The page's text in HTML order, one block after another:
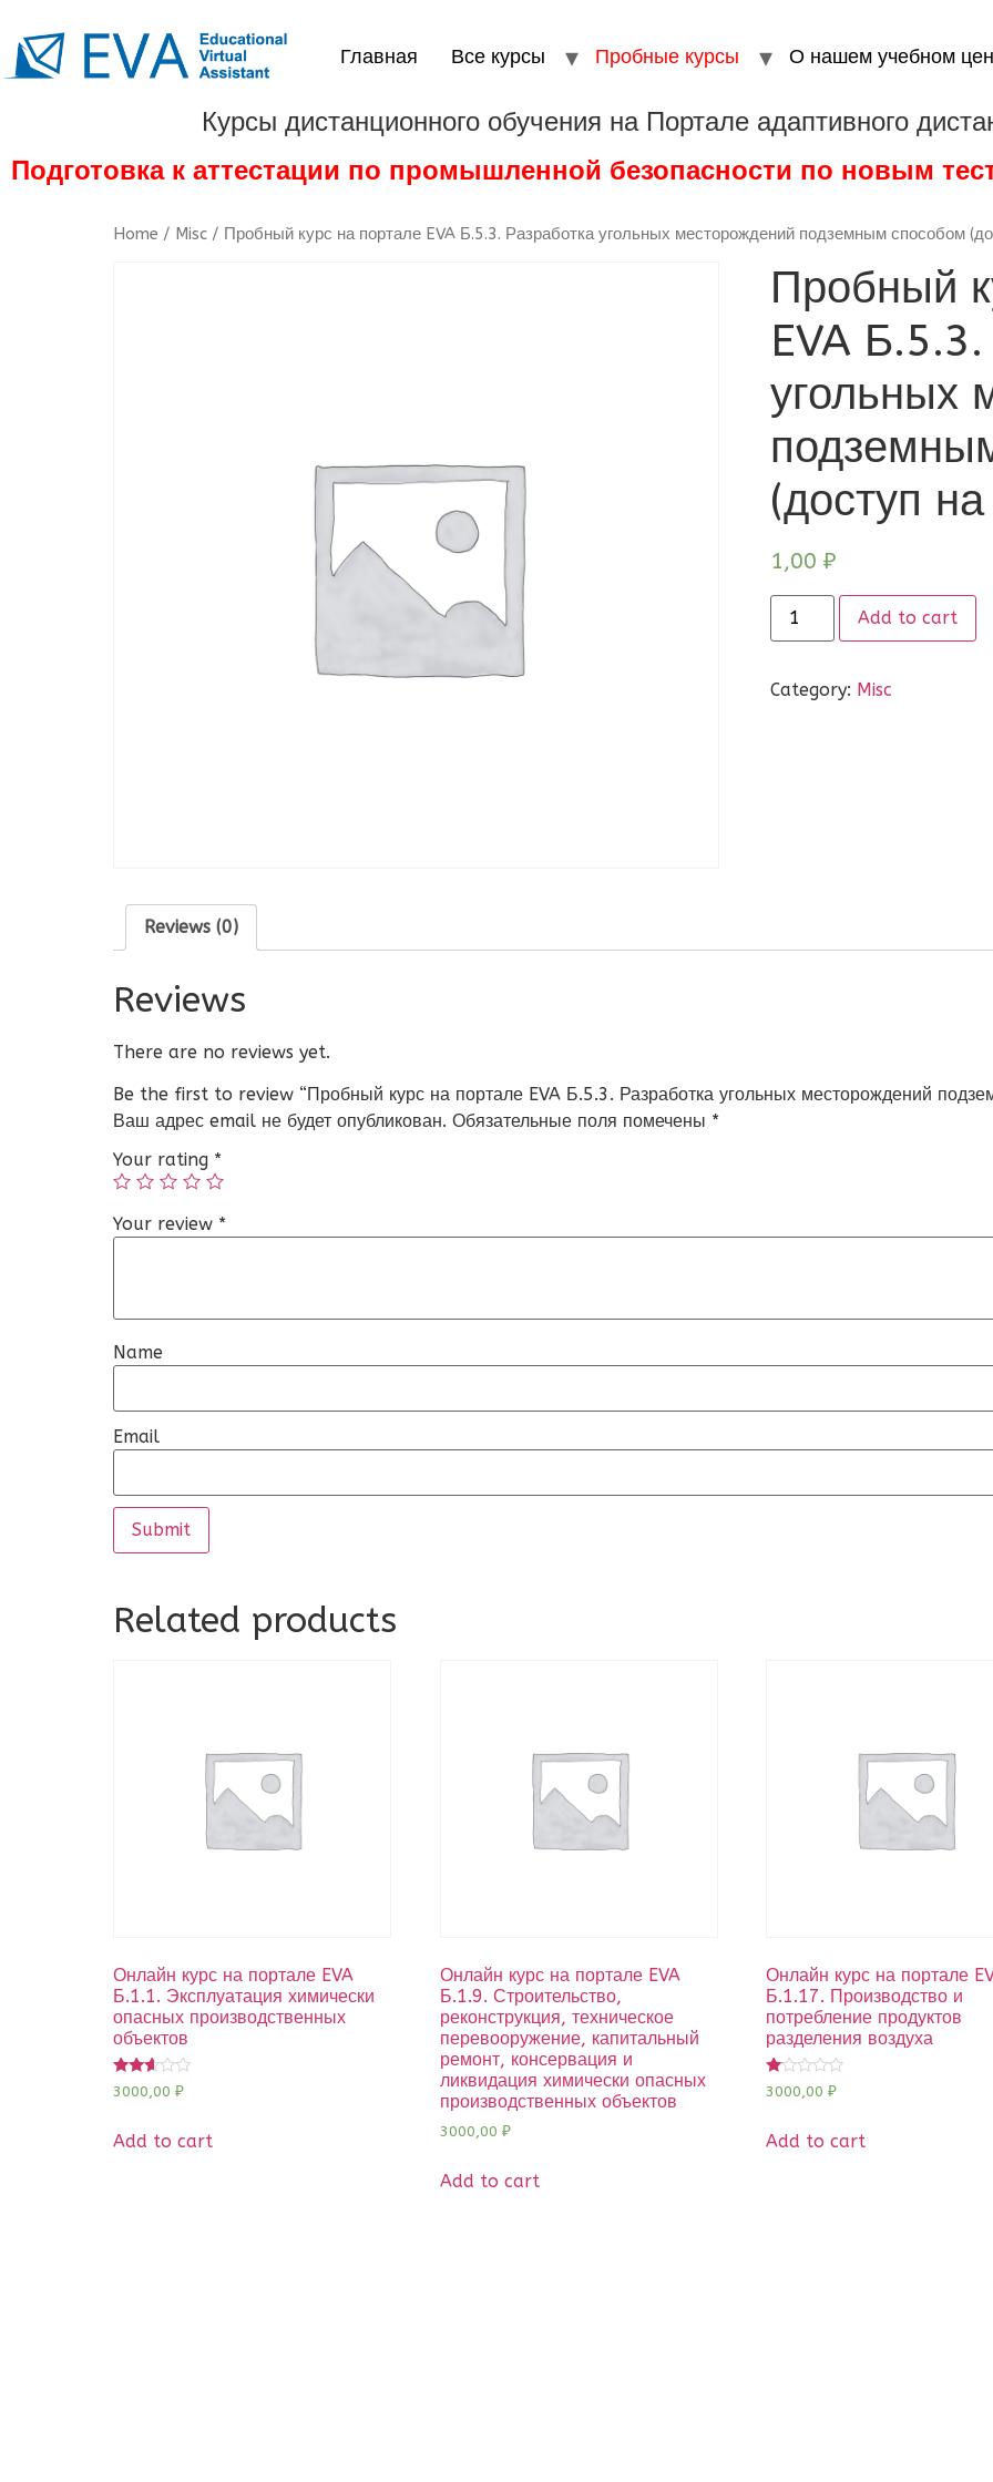
Главная Все курсы Пробные курсы О нашем учебном
Курсы дистанционного обучения на Портале адаптивного
Подготовка к аттестации по промышленной безопасности по новым
Home / Misc / Пробный курс на портале EVA Б.5.3. Разработка угольных месторождений подземным способом
Пробный
EVA
угольных
(доступ
1,00 ₽
Add to cart
Category: Misc
Reviews (0)
Reviews
There are no reviews yet.
Be the first to review “Пробный курс на портале EVA Б.5.3. Разработка угольных месторождений
Ваш адрес email не будет опубликован. Обязательные поля помечены *
Your rating *
Your review *
Name
Email
Related products
Онлайн курс на портале EVA
Б.1.1. Эксплуатация химически
опасных производственных
объектов
Rated
2.50
5
3000,00 ₽
Add to cart
Онлайн курс на портале EVA
Б.1.9. Строительство,
реконструкция, техническое
перевооружение, капитальный
ремонт, консервация и
ликвидация химически опасных
производственных объектов
3000,00 ₽
Add to cart
Онлайн курс на портале
Б.1.17. Производство и
потребление продуктов
разделения воздуха
Rated
1.00
of
5
3000,00₽
Add to cart